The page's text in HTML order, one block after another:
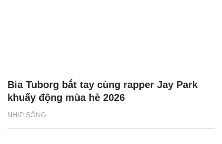
NHỊP SỐNG
Bia Tuborg bắt tay cùng rapper Jay Park
khuấy động mùa hè 2026